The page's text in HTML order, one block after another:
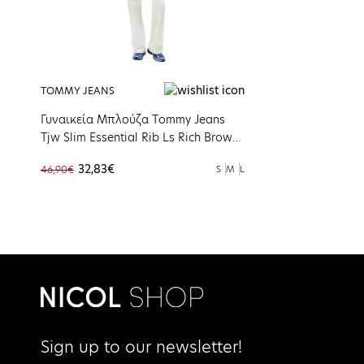
TOMMY JEANS
Γυναικεία Μπλούζα Τommy Jeans
Tjw Slim Essential Rib Ls Rich Brown
46,90€ 32,83€ S M L
Sign up to our newsletter!